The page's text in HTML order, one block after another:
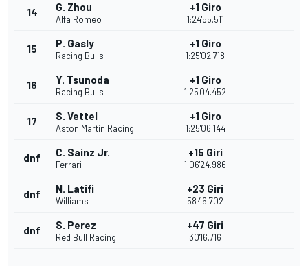
14 G. Zhou
Alfa Romeo
+1 Giro
1:24'55.511
15 P. Gasly
Racing Bulls
+1 Giro
1:25'02.718
16 Y. Tsunoda
Racing Bulls
+1 Giro
1:25'04.452
17 S. Vettel
Aston Martin Racing
+1 Giro
1:25'06.144
dnf C. Sainz Jr.
Ferrari
+15 Giri
1:06'24.986
dnf N. Latifi
Williams
+23 Giri
58'46.702
dnf S. Perez
Red Bull Racing
+47 Giri
30'16.716